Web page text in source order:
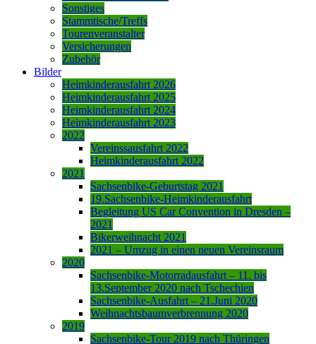
Sonstiges
Stammtische/Treffs
Tourenveranstalter
Versicherungen
Zubehör
Bilder
Heimkinderausfahrt 2026
Heimkinderausfahrt 2025
Heimkinderausfahrt 2024
Heimkinderausfahrt 2023
2022
Vereinssausfahrt 2022
Heimkinderausfahrt 2022
2021
Sachsenbike-Geburtstag 2021
19.Sachsenbike-Heimkinderausfahrt
Begleitung US Car Convention in Dresden –
2021
Bikerweihnacht 2021
2021 – Umzug in einen neuen Vereinsraum
2020
Sachsenbike-Motorradausfahrt – 11. bis
13.September 2020 nach Tschechien
Sachsenbike-Ausfahrt – 21.Juni 2020
Weihnachtsbaumverbrennung 2020
2019
Sachsenbike-Tour 2019 nach Thüringen